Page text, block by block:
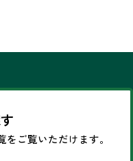
をご覧いただけます。